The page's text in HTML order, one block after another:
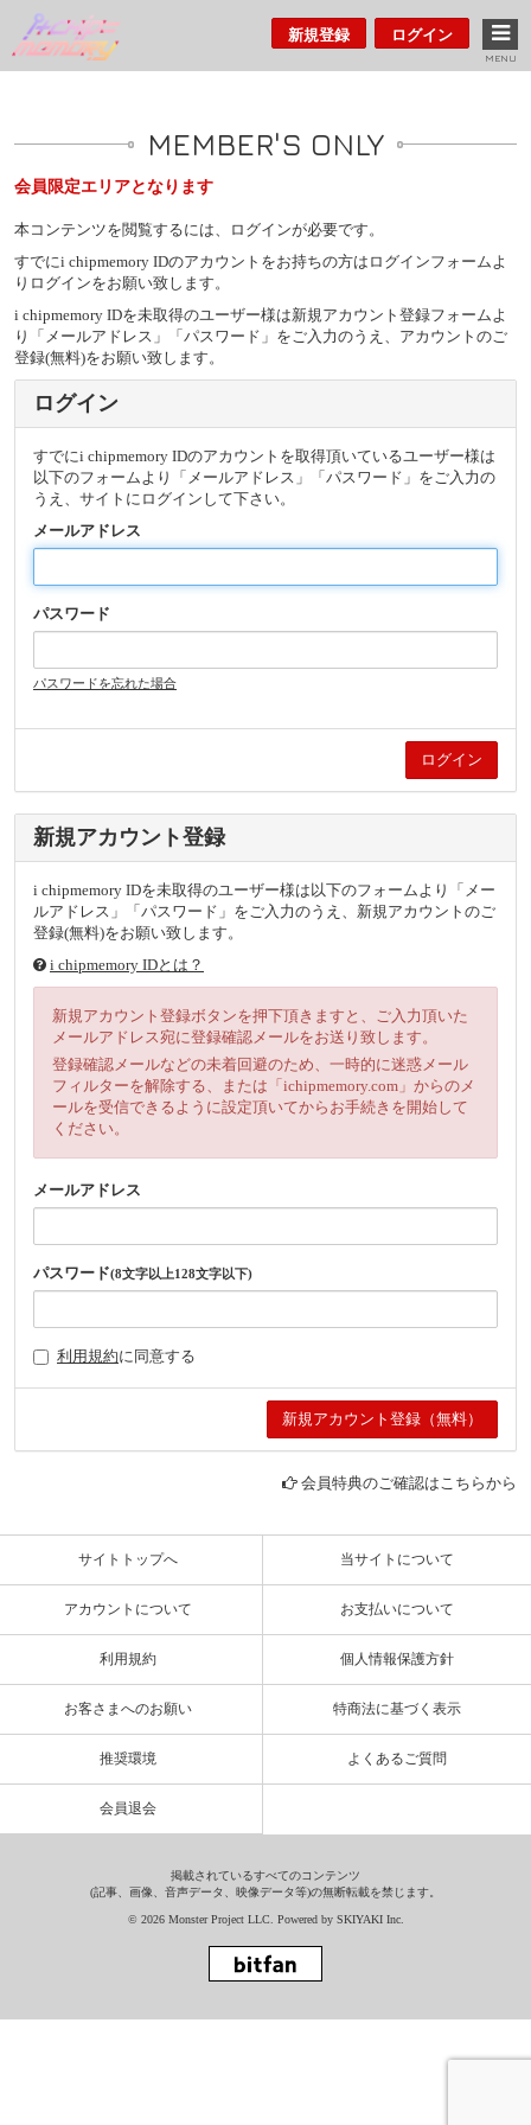
新規登録 ログイン
MENU
MEMBER'S ONLY
会員限定エリアとなります
本コンテンツを閲覧するには、ログインが必要です。
すでにi chipmemory IDのアカウントをお持ちの方はログインフォームよ
りログインをお願い致します。
i chipmemory IDを未取得のユーザー様は新規アカウント登録フォームよ
り「メールアドレス」「パスワード」をご入力のうえ、アカウントのご
登録(無料)をお願い致します。
ログイン
すでにi chipmemory IDのアカウントを取得頂いているユーザー様は
以下のフォームより「メールアドレス」「パスワード」をご入力の
うえ、サイトにログインして下さい。
メールアドレス
パスワード
パスワードを忘れた場合
新規アカウント登録
i chipmemory IDを未取得のユーザー様は以下のフォームより「メー
ルアドレス」「パスワード」をご入力のうえ、新規アカウントのご
登録(無料)をお願い致します。
i chipmemory IDとは？
新規アカウント登録ボタンを押下頂きますと、ご入力頂いた
メールアドレス宛に登録確認メールをお送り致します。
登録確認メールなどの未着回避のため、一時的に迷惑メール
フィルターを解除する、または「ichipmemory.com」からのメ
ールを受信できるように設定頂いてからお手続きを開始して
ください。
メールアドレス
パスワード(8文字以上128文字以下)
利用規約に同意する
会員特典のご確認はこちらから
サイトトップへ 当サイトについて
アカウントについて お支払いについて
利用規約 個人情報保護方針
お客さまへのお願い 特商法に基づく表示
推奨環境 よくあるご質問
会員退会
掲載されているすべてのコンテンツ
(記事、画像、音声データ、映像データ等)の無断転載を禁じます。
© 2026 Monster Project LLC. Powered by SKIYAKI Inc.